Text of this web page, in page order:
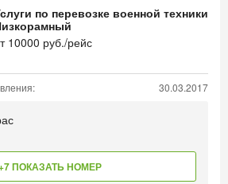
по перевозке военной техники
10000 руб./рейс
30.03.2017
ПОКАЗАТЬ НОМЕР